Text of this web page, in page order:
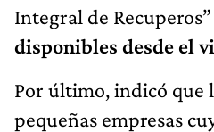
Integral de Recuperos”
disponibles desde el
Por último, indicó que
pequeñas empresas